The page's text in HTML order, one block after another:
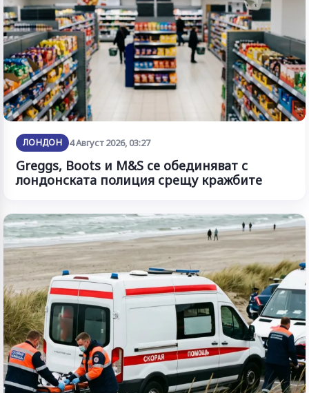
ЛОНДОН 4 Август 2026, 03:27
Greggs, Boots и M&S се обединяват с
лондонската полиция срещу кражбите